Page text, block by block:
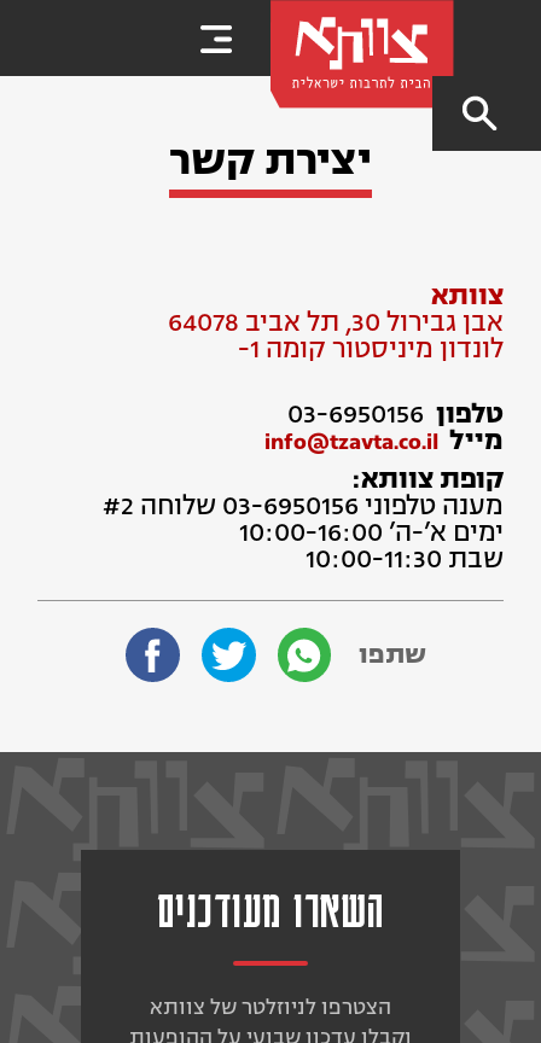
יצירת קשר
צוותא
אבן גבירול 30, תל אביב 64078
לונדון מיניסטור קומה 1-
טלפון 03-6950156
מייל info@tzavta.co.il
קופת צוותא:
מענה טלפוני 03-6950156 שלוחה #2
ימים א’-ה’ 10:00-16:00
שבת 10:00-11:30
שתפו
השארו מעודכנים
הצטרפו לניוזלטר של צוותא
וקבלו עדכון שבועי על ההופעות